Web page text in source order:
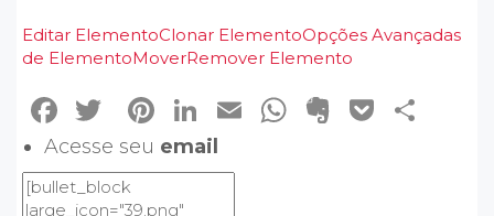
Editar ElementoClonar ElementoOpções Avançadas
de ElementoMoverRemover Elemento
Facebook
Twitter
Pinterest
LinkedIn
EmailWhatsApp
Evernote
Acesse seu email